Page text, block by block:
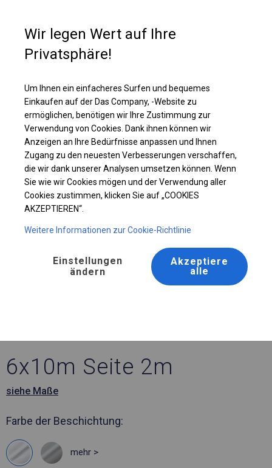
Robustes Hochzeitszelt | 6x10 m
6x10m Seite 2m
siehe Maße
Farbe der Beschichtung:
mehr >
Wir legen Wert auf Ihre
Privatsphäre!
Um Ihnen ein einfacheres Surfen und bequemes
Einkaufen auf der Das Company, -Website zu
ermöglichen, benötigen wir Ihre Zustimmung zur
Verwendung von Cookies. Dank ihnen können wir
Anzeigen an Ihre Bedürfnisse anpassen und Ihnen
Zugang zu den neuesten Verbesserungen verschaffen,
die wir dank unserer Analysen umsetzen können. Wenn
Sie wie wir Cookies mögen und der Verwendung aller
Cookies zustimmen, klicken Sie auf „COOKIES
AKZEPTIEREN“.
Weitere Informationen zur Cookie-Richtlinie
Einstellungen
ändern
Akzeptiere
alle